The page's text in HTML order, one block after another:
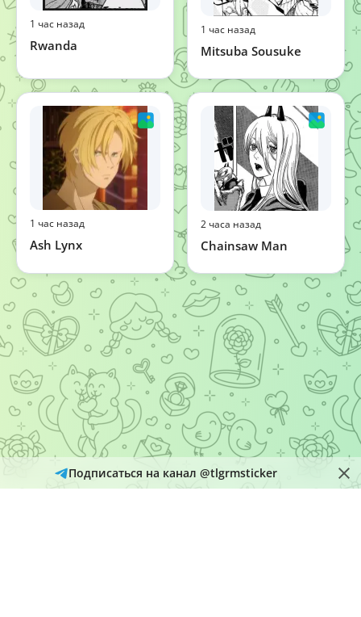
1 час назад
Rwanda
1 час назад
Mitsuba Sousuke
1 час назад
Ash Lynx
2 часа назад
Chainsaw Man
Подписаться на канал @tlgrmsticker